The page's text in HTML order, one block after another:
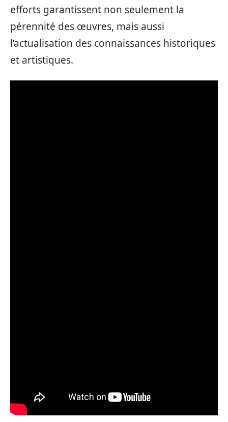
efforts garantissent non seulement la
pérennité des œuvres, mais aussi
l’actualisation des connaissances historiques
et artistiques.